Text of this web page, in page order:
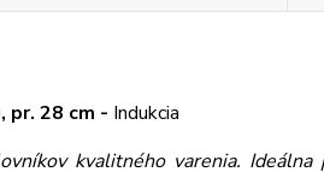
pr. 28 cm - Indukcia
kvalitného varenia.